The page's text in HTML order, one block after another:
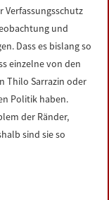
Verfassungsschutz
und
Dass es bislang so
einzelne von den
Thilo Sarrazin oder
Politik haben.
der Ränder,
sind sie so